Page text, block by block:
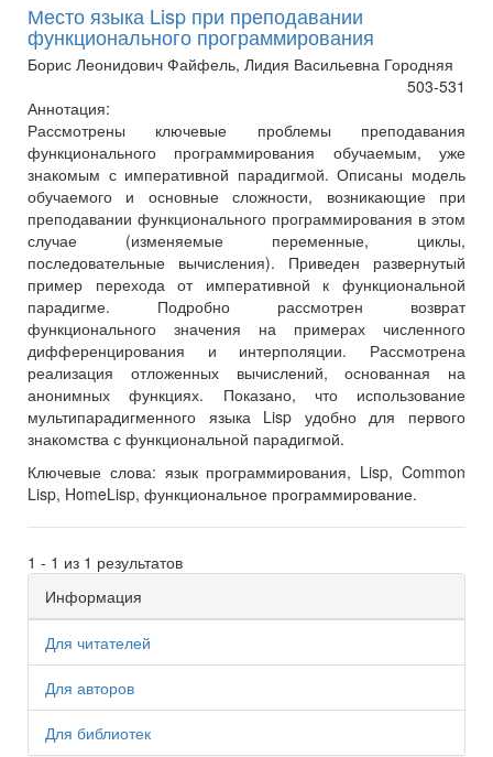
Место языка Lisp при преподавании
функционального программирования
Борис Леонидович Файфель, Лидия Васильевна Городняя
503-531
Аннотация:
Рассмотрены ключевые проблемы преподавания
функционального программирования обучаемым, уже
знакомым с императивной парадигмой. Описаны модель
обучаемого и основные сложности, возникающие при
преподавании функционального программирования в этом
случае (изменяемые переменные, циклы,
последовательные вычисления). Приведен развернутый
пример перехода от императивной к функциональной
парадигме. Подробно рассмотрен возврат
функционального значения на примерах численного
дифференцирования и интерполяции. Рассмотрена
реализация отложенных вычислений, основанная на
анонимных функциях. Показано, что использование
мультипарадигменного языка Lisp удобно для первого
знакомства с функциональной парадигмой.
Ключевые слова: язык программирования, Lisp, Common
Lisp, HomeLisp, функциональное программирование.
1 - 1 из 1 результатов
Информация
Для читателей
Для авторов
Для библиотек